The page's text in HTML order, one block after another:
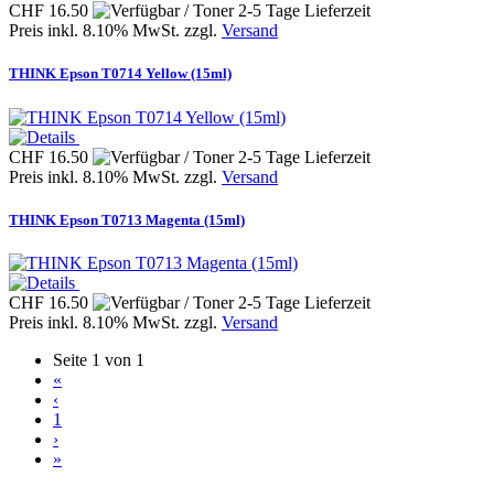
CHF 16.50
Preis inkl. 8.10% MwSt. zzgl. Versand
THINK Epson T0714 Yellow (15ml)
CHF 16.50
Preis inkl. 8.10% MwSt. zzgl. Versand
THINK Epson T0713 Magenta (15ml)
CHF 16.50
Preis inkl. 8.10% MwSt. zzgl. Versand
Seite 1 von 1
«
‹
1
›
»